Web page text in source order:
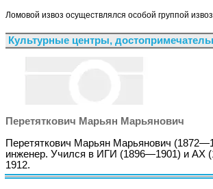
Ломовой извоз осуществлялся особой группой
Культурные центры,
Перетяткович Марьян Марьянович
Перетяткович Марьян Марьянович
инженер. Учился в ИГИ (1896—1901) и АХ
1912.